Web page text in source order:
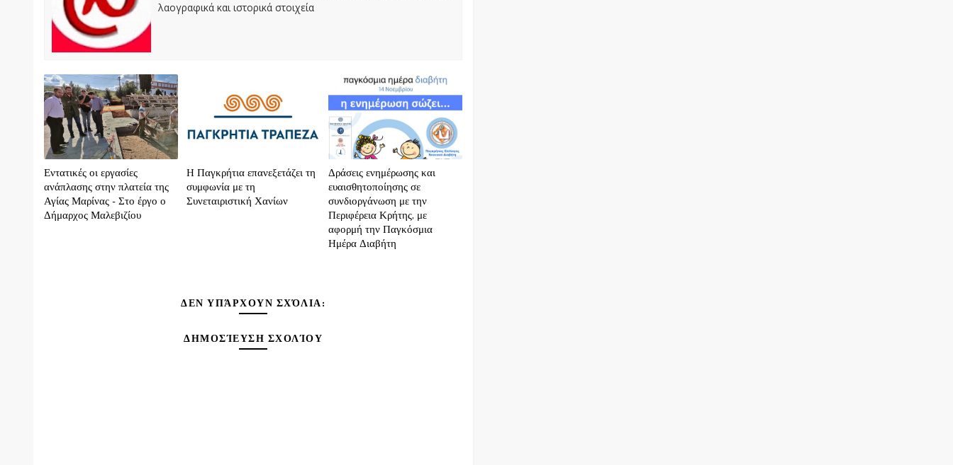
λαογραφικά και ιστορικά στοιχεία
Εντατικές οι εργασίες
ανάπλασης στην πλατεία της
Αγίας Μαρίνας - Στο έργο ο
Δήμαρχος Μαλεβιζίου
H Παγκρήτια επανεξετάζει τη
συμφωνία με τη
Συνεταιριστική Χανίων
Δράσεις ενημέρωσης και
ευαισθητοποίησης σε
συνδιοργάνωση με την
Περιφέρεια Κρήτης, με
αφορμή την Παγκόσμια
Ημέρα Διαβήτη
ΔΕΝ ΥΠΆΡΧΟΥΝ ΣΧΌΛΙΑ:
ΔΗΜΟΣΊΕΥΣΗ ΣΧΟΛΊΟΥ